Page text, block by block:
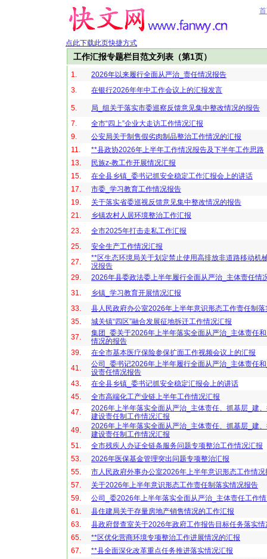
点此下载此页快捷方式
工作汇报专题栏目范文列表（第1页）
1.
2026年以来履行全面从严治_责任情况报告
3.
在银行2026年年中工作会议上的汇报发言
5.
局_组关于落实市委巡察反馈意见集中整改情况的报告
7.
全市“四上”企业大走访工作情况汇报
9.
公安局关于制售假劣肉制品整治工作情况的汇报
11.
**县政协2026年上半年工作情况报告及下半年工作思路
13.
民族z-教工作开展情况汇报
15.
在全县乡镇_委书记抓安全稳定工作汇报会上的讲话
17.
市委_学习教育工作情况报告
19.
关于落实省委巡视反馈意见集中整改情况的报告
21.
乡镇农村人居环境整治工作汇报
23.
全市2025年打击走私工作汇报
25.
安全生产工作情况汇报
27.
**区生态环境局关于划定禁止使用高排放非道路移动机
况报告
29.
2026年县委政法委上半年履行全面从严治_主体责任情
31.
乡镇_学习教育开展情况汇报
33.
县人民政府办公室2026年上半年意识形态工作责任制
35.
城关镇“四区”融合发展征地拆迁工作情况汇报
37.
集团_委关于2026年上半年落实全面从严治_主体责任
情况的报告
39.
在全市基本医疗保险参保扩面工作视频会议上的汇报
41.
公司_委书记2026年上半年履行全面从严治_主体责任
设责任情况报告
43.
在全县乡镇_委书记抓安全稳定汇报会上的讲话
45.
全市高端化工产业链上半年工作情况汇报
47.
2026年上半年落实全面从严治_主体责任、抓基层_建
建设责任制工作情况汇报
49.
2026年上半年落实全面从严治_主体责任、抓基层_建
建设责任制工作情况汇报
51.
全市残疾人办证全链条服务问题专项整治工作情况汇报
53.
2026年医保基金管理突出问题专项整治汇报
55.
市人民政府外事办公室2026年上半年意识形态工作情况
57.
关于2026年上半年意识形态工作责任制落实情况报告
59.
公司_委2026年上半年落实全面从严治_主体责任工作
61.
县住建局关于存量房地产销售情况的工作汇报
63.
县政府督查室关于2026年政府工作报告目标任务落实情
65.
**区优化营商环境专项整治工作进展情况的汇报
67.
**县全面深化改革重点任务推进落实情况汇报